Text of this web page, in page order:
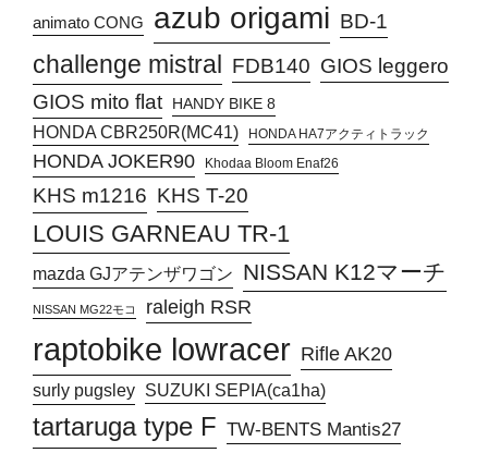
animato CONG azub origami BD-1
challenge mistral FDB140 GIOS leggero
GIOS mito flat
HANDY BIKE 8
HONDA CBR250R(MC41) HONDA HA7アクティトラック
HONDA JOKER90 Khodaa Bloom Enaf26
KHS m1216 KHS T-20
LOUIS GARNEAU TR-1
mazda GJアテンザワゴン NISSAN K12マーチ
NISSAN MG22モコ raleigh RSR
raptobike lowracer Rifle AK20
surly pugsley SUZUKI SEPIA(ca1ha)
tartaruga type F TW-BENTS Mantis27